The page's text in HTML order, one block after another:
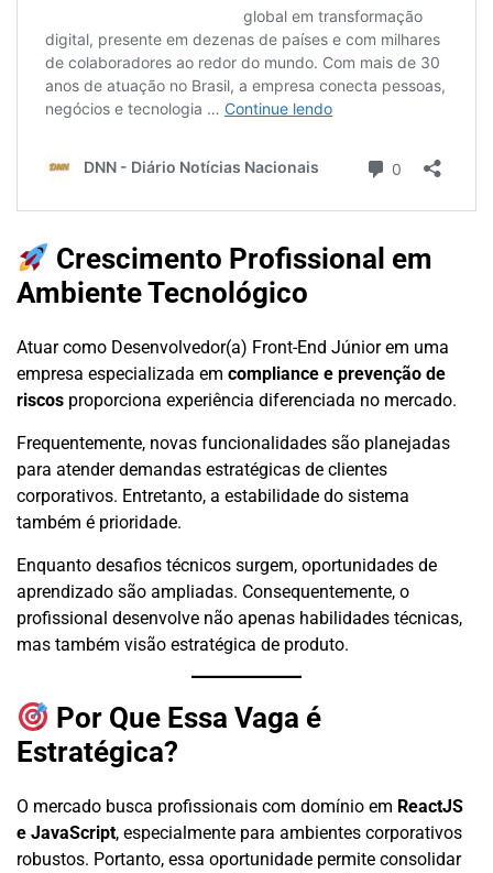
Crescimento Profissional em
Ambiente Tecnológico
Atuar como Desenvolvedor(a) Front-End Júnior em uma
empresa especializada em compliance e prevenção de
riscos proporciona experiência diferenciada no mercado.
Frequentemente, novas funcionalidades são planejadas
para atender demandas estratégicas de clientes
corporativos. Entretanto, a estabilidade do sistema
também é prioridade.
Enquanto desafios técnicos surgem, oportunidades de
aprendizado são ampliadas. Consequentemente, o
profissional desenvolve não apenas habilidades técnicas,
mas também visão estratégica de produto.
Por Que Essa Vaga é
Estratégica?
O mercado busca profissionais com domínio em ReactJS
e JavaScript, especialmente para ambientes corporativos
robustos. Portanto, essa oportunidade permite consolidar